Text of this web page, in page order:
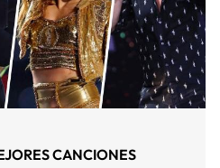
CANCIONES